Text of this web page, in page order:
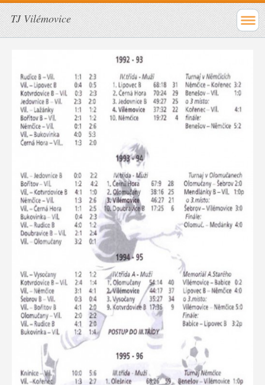
TJ Vilémovice